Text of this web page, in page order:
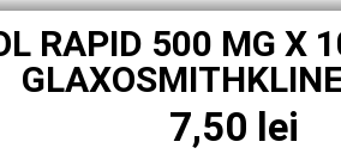
RAPID 500 MG X
7,50 lei